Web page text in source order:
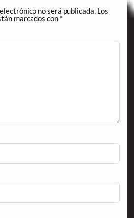
no será publicada. Los
marcados con *